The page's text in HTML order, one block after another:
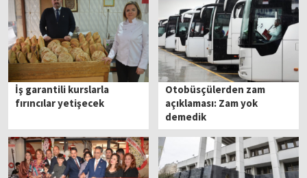
İş garantili kurslarla
fırıncılar yetişecek
Otobüsçülerden zam
açıklaması: Zam yok
demedik